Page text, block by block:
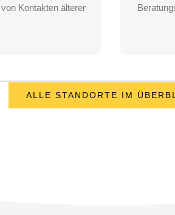
Kontakten älterer
ALLE STANDORTE IM